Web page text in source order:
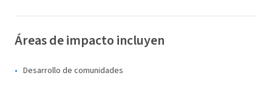
Áreas de impacto incluyen
Desarrollo de comunidades